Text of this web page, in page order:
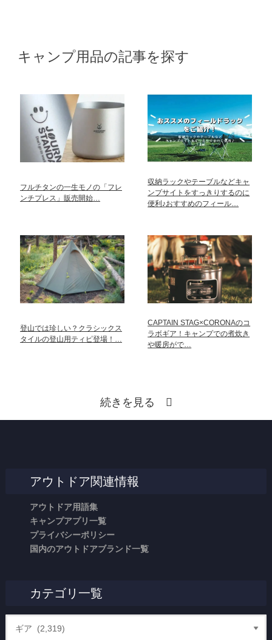
キャンプ用品の記事を探す
フルチタンの一生モノの「フレ
ンチプレス」販売開始…
収納ラックやテーブルなどキャ
ンプサイトをすっきりするのに
便利♪おすすめのフィール…
登山では珍しい？クラシックス
タイルの登山用ティピ登場！…
CAPTAIN STAG×CORONAのコ
ラボギア！キャンプでの煮炊き
や暖房がで…
続きを見る
アウトドア関連情報
アウトドア用語集
キャンプアプリ一覧
プライバシーポリシー
国内のアウトドアブランド一覧
カテゴリ一覧